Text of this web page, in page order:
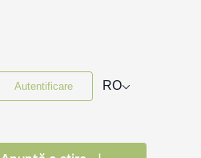
Autentificare RO⌵